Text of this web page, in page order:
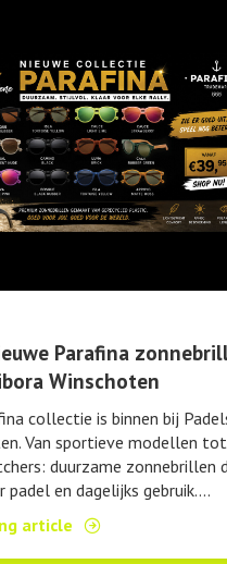
Parafina
Winschoten
collectie is binnen bij
Van sportieve modellen tot
duurzame zonnebrillen
en dagelijks gebruik....
article